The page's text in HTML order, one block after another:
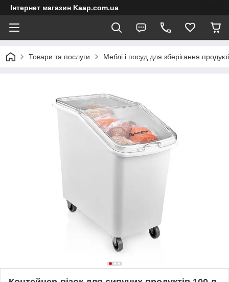
Інтернет магазин Kaap.com.ua
Товари та послуги Меблі і посуд для зберігання